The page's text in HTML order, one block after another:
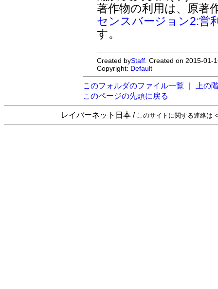
著作物の利用は、原著
センスバージョン2:営
す。
Created byStaff . Created on 2015-
Copyright: Default
このフォルダのファイル一覧
上の
このページの先頭に戻る
レイバーネット日本 / このサイトに関する連絡は